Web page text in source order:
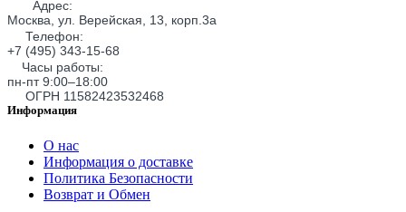
Адрес:
Москва, ул. Верейская, 13, корп.3а
Телефон:
+7 (495) 343-15-68
Часы работы:
пн-пт 9:00–18:00
ОГРН 11582423532468
Информация
О нас
Информация о доставке
Политика Безопасности
Возврат и Обмен